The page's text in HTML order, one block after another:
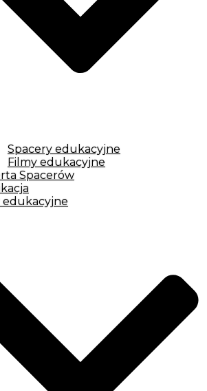
Spacery edukacyjne
Filmy edukacyjne
Spacerów
edukacyjne